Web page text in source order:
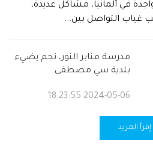
في ألمانيا، مشاكل عديدة،
غياب التواصل بين...
مدرسة منابر النور، نجم يضيء
بلدية سي مصطفى
2024-05-06 18:23:55
إقرأ المزيد